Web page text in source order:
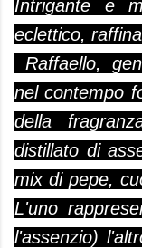
Intrigante e
eclettico,
Raffaello,
nel contempo
della
distillato di
mix di pepe,
L'uno
l'assenzio)